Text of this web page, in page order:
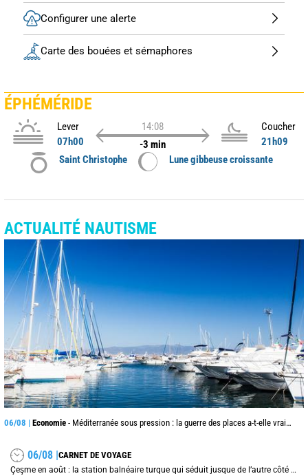
Configurer une alerte
Carte des bouées et sémaphores
ÉPHÉMÉRIDE
Lever
07h00
14:08
-3 min
Coucher
21h09
Saint Christophe
Lune gibbeuse croissante
ACTUALITÉ NAUTISME
06/08 | Economie - Méditerranée sous pression : la guerre des places a-t-elle vraiment commencé ?
06/08 |CARNET DE VOYAGE
Çeşme en août : la station balnéaire turque qui séduit jusque de l’autre côté de la mer Égée